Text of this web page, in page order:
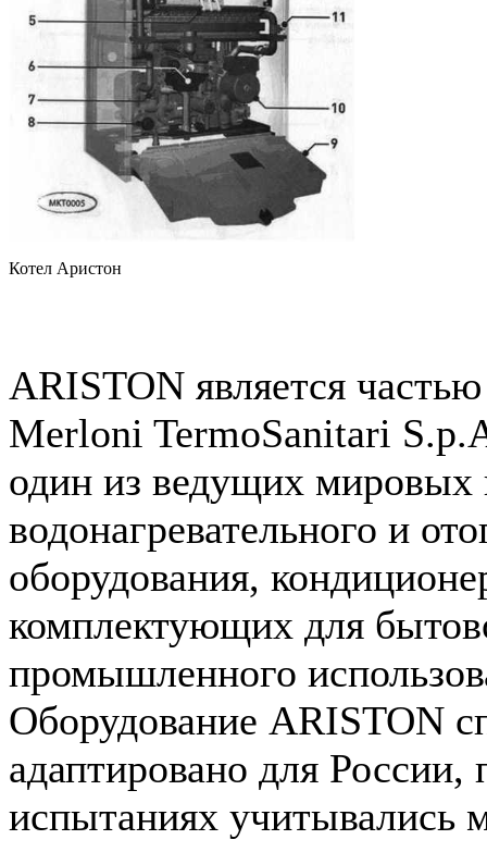
Котел Аристон
ARISTON является
Merloni TermoSanitari
один из ведущих мировых
водонагревательного и
оборудования,
комплектующих для
промышленного
Оборудование ARISTON
адаптировано для России,
испытаниях учитывались